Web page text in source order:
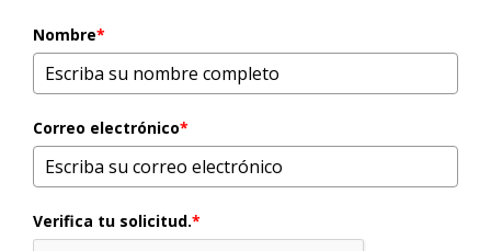
Nombre*
Correo electrónico*
Verifica tu solicitud.*